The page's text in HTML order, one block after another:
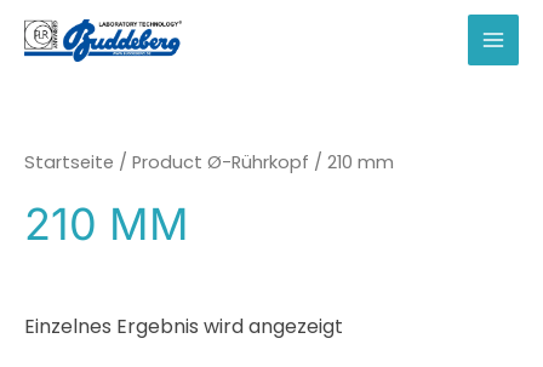
Zum
Inhalt
springen
Startseite / Product Ø-Rührkopf / 210 mm
210 MM
Einzelnes Ergebnis wird angezeigt